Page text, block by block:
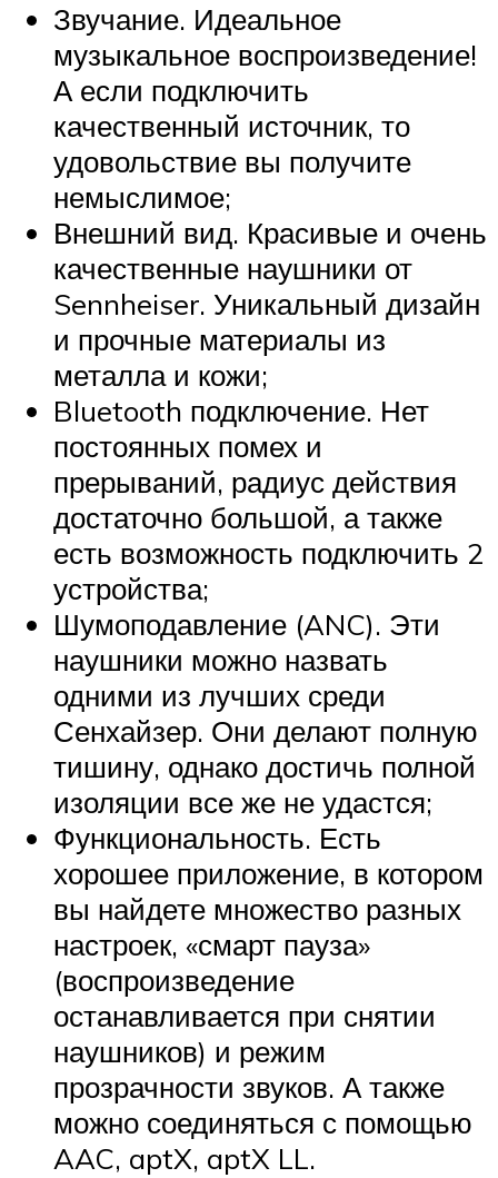
Звучание. Идеальное
музыкальное воспроизведение!
А если подключить
качественный источник, то
удовольствие вы получите
немыслимое;
Внешний вид. Красивые и очень
качественные наушники от
Sennheiser. Уникальный дизайн
и прочные материалы из
металла и кожи;
Bluetooth подключение. Нет
постоянных помех и
прерываний, радиус действия
достаточно большой, а также
есть возможность подключить 2
устройства;
Шумоподавление (ANC). Эти
наушники можно назвать
одними из лучших среди
Сенхайзер. Они делают полную
тишину, однако достичь полной
изоляции все же не удастся;
Функциональность. Есть
хорошее приложение, в котором
вы найдете множество разных
настроек, «смарт пауза»
(воспроизведение
останавливается при снятии
наушников) и режим
прозрачности звуков. А также
можно соединяться с помощью
AAC, aptX, aptX LL.